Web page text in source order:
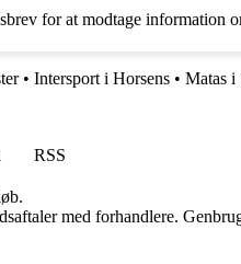
for at modtage information
• Intersport i Horsens • Matas i
RSS
med forhandlere.